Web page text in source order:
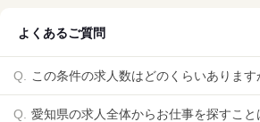
よくあるご質問
この条件の求人数はどのくらいあります
愛知県の求人全体からお仕事を探すこと